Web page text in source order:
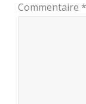
Commentaire *